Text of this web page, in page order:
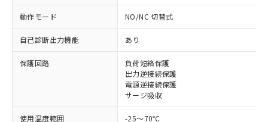
動作モード NO/NC 切替式
自己診断出力機能 あり
保護回路
負荷短絡保護
出力逆接続保護
電源逆接続保護
サージ吸収
使用温度範囲 -25～70℃
ご利用条件
以下の条件をお読みいただき、同意のうえ
ご利用ください。
対応済み：EU RoHS指令（10物質）の
非含有に対応した製品が提供可能な商品で
す。
対応予定：EU RoHS指令（10物質）の非含
有に対応した製品に切り替える予定のある
対応予定なし：EU RoHS指令（10物質）の
非含有に非対応の商品で、対応品を出す予
定はありません。